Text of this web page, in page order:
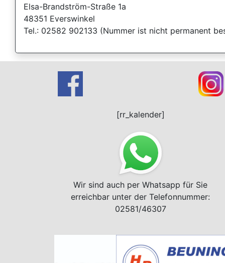
Elsa-Brandström-Straße 1a
48351 Everswinkel
Tel.: 02582 902133 (Nummer ist nicht permanent
[rr_kalender]
Wir sind auch per Whatsapp für Sie
erreichbar unter der Telefonnummer:
02581/46307